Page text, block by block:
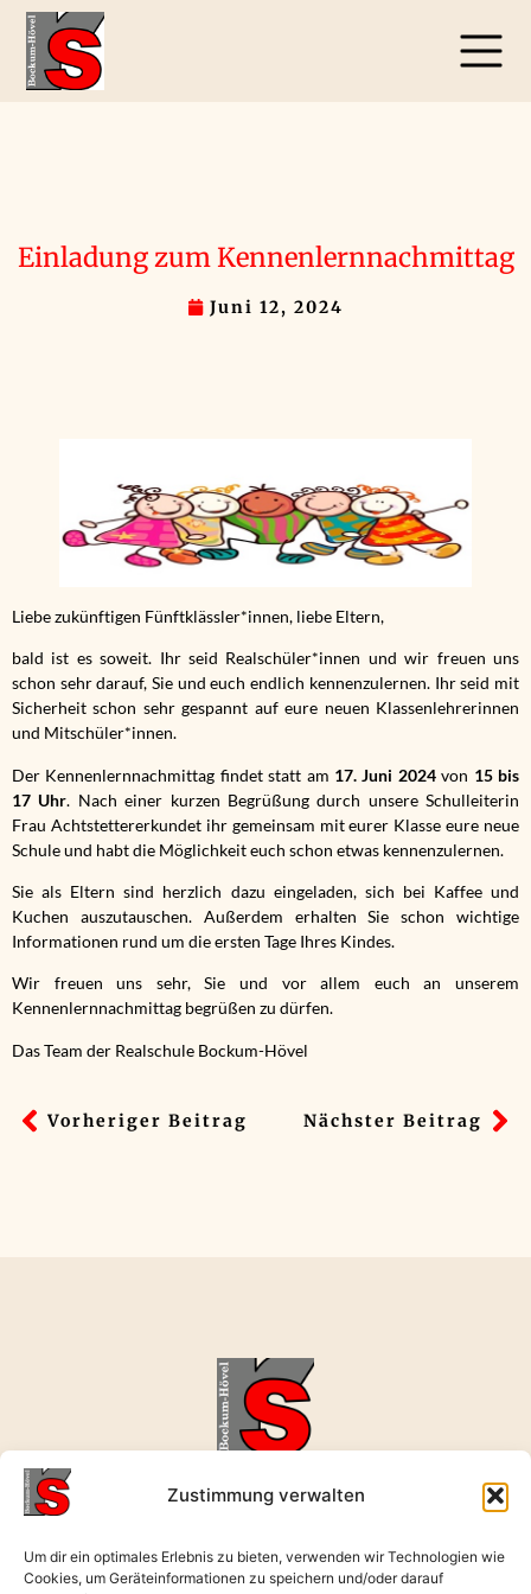
Zustimmung verwalten
Um dir ein optimales Erlebnis zu bieten, verwenden wir Technologien wie
Cookies, um Geräteinformationen zu speichern und/oder darauf
Einladung zum Kennenlernnachmittag
Juni 12, 2024
Liebe zukünftigen Fünftklässler*innen, liebe Eltern,
bald ist es soweit. Ihr seid Realschüler*innen und wir freuen uns
schon sehr darauf, Sie und euch endlich kennenzulernen. Ihr seid mit
Sicherheit schon sehr gespannt auf eure neuen Klassenlehrerinnen
und Mitschüler*innen.
Der Kennenlernnachmittag findet statt am 17. Juni 2024von 15 bis
17 Uhr. Nach einer kurzen Begrüßung durch unsere Schulleiterin
Frau Achtstettererkundet ihr gemeinsam mit eurer Klasse eure neue
Schule und habt die Möglichkeit euch schon etwas kennenzulernen.
Sie als Eltern sind herzlich dazu eingeladen, sich bei Kaffee und
Kuchen auszutauschen. Außerdem erhalten Sie schon wichtige
Informationen rund um die ersten Tage Ihres Kindes.
Wir freuen uns sehr, Sie und vor allem euch an unserem
Kennenlernnachmittag begrüßen zu dürfen.
Das Team der Realschule Bockum-Hövel
Vorheriger Beitrag Nächster Beitrag
realschule-bockum-hoevel@rerb.schulen-hamm.de
02381 496631
Wernerstraße 9, 59075 Hamm
Öffnungszeiten: Mo. - Fr. : 08:00 - 17:00 Uhr